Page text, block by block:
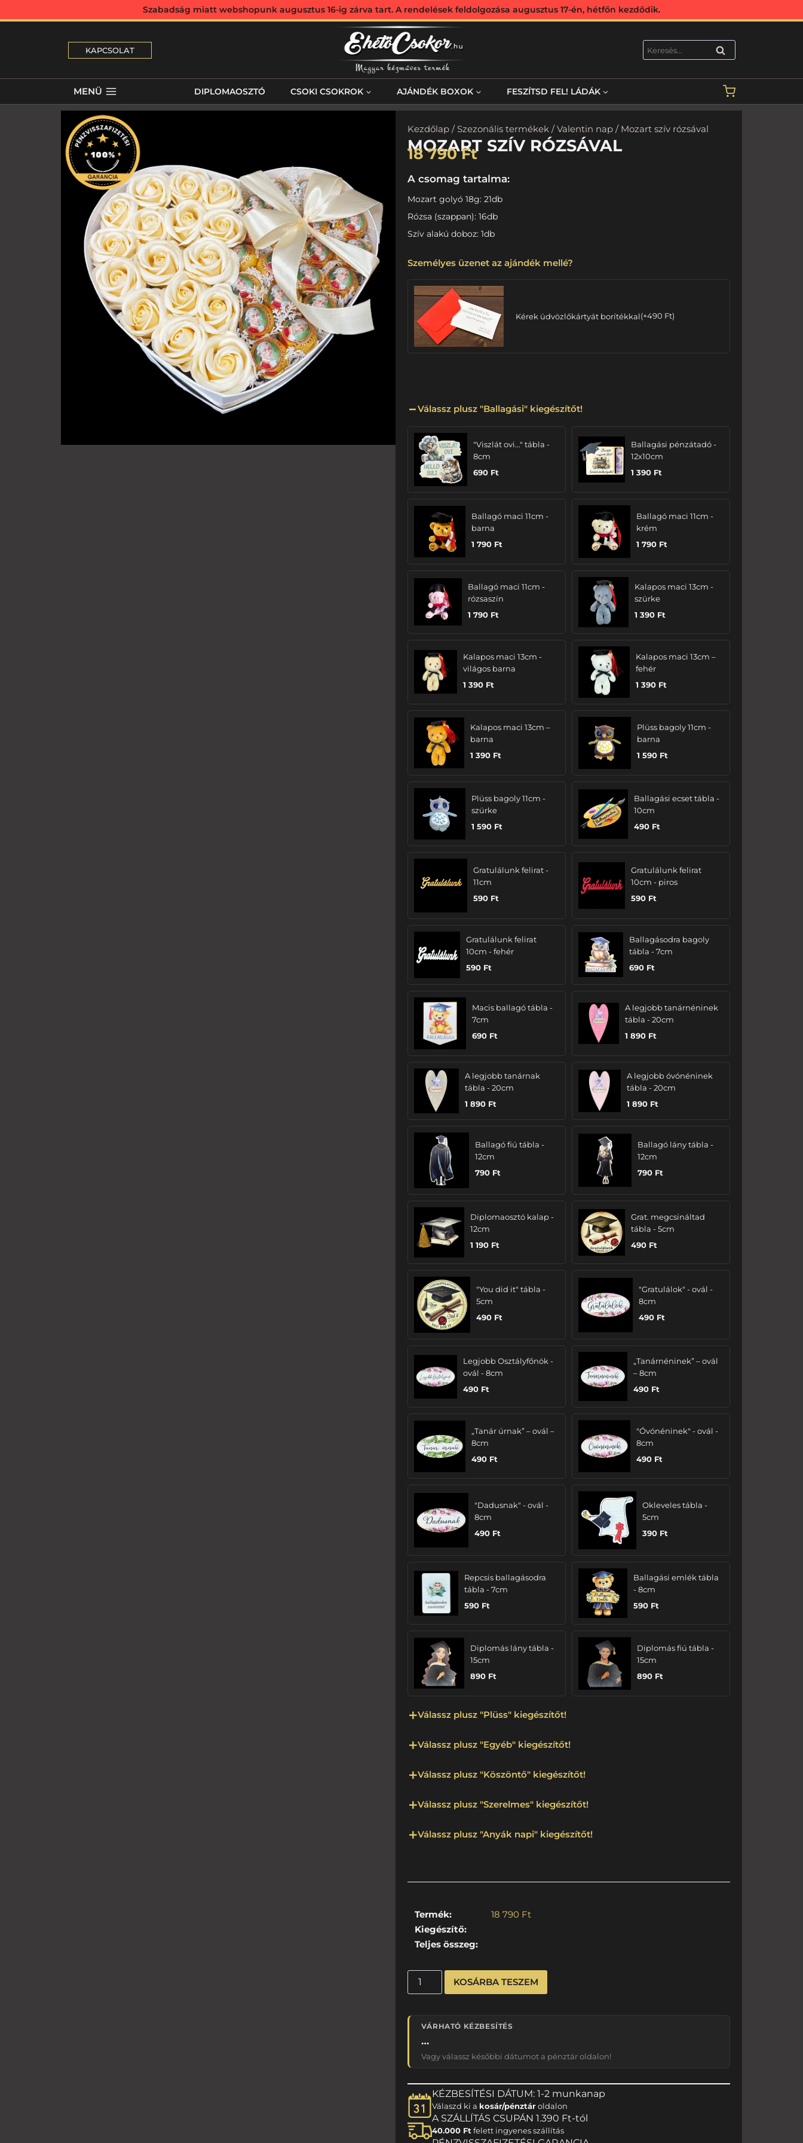
Szabadság miatt webshopunk augusztus 16-ig zárva tart. A rendelések feldolgozása augusztus 17-én, hétfőn kezdődik.
KAPCSOLAT KERESÉS
MENÜ DIPLOMAOSZTÓ CSOKI CSOKROK AJÁNDÉK BOXOK FESZÍTSD FEL! LÁDÁK
Kezdőlap/ Szezonális termékek/Valentin nap/ Mozart szív rózsával
MOZART SZÍV RÓZSÁVAL
18 790Ft
A csomag tartalma:
Mozart golyó 18g: 21db
Rózsa (szappan): 16db
Szív alakú doboz: 1db
Személyes üzenet az ajándék mellé?
Kérek üdvözlőkártyát borítékkal(+490 Ft)
Válassz plusz "Ballagási" kiegészítőt!
"Viszlát ovi..." tábla -
8cm
690 Ft
Ballagási pénzátadó -
12x10cm
1 390 Ft
Ballagó maci 11cm -
barna
1 790 Ft
Ballagó maci 11cm -
krém
1 790 Ft
Ballagó maci 11cm -
rózsaszín
1 790 Ft
Kalapos maci 13cm -
szürke
1 390 Ft
Kalapos maci 13cm -
világos barna
1 390 Ft
Kalapos maci 13cm –
fehér
1 390 Ft
Kalapos maci 13cm –
barna
1 390 Ft
Plüss bagoly 11cm -
barna
1 590 Ft
Plüss bagoly 11cm -
szürke
1 590 Ft
Ballagási ecset tábla -
10cm
490 Ft
Gratulálunk felirat -
11cm
590 Ft
Gratulálunk felirat
10cm - piros
590 Ft
Gratulálunk felirat
10cm - fehér
590 Ft
Ballagásodra bagoly
tábla - 7cm
690 Ft
Macis ballagó tábla -
7cm
690 Ft
A legjobb tanárnéninek
tábla - 20cm
1 890 Ft
A legjobb tanárnak
tábla - 20cm
1 890 Ft
A legjobb óvónéninek
tábla - 20cm
1 890 Ft
Ballagó fiú tábla -
12cm
790 Ft
Ballagó lány tábla -
12cm
790 Ft
Diplomaosztó kalap -
12cm
1 190 Ft
Grat. megcsináltad
tábla - 5cm
490 Ft
"You did it" tábla -
5cm
490 Ft
"Gratulálok" - ovál -
8cm
490 Ft
Legjobb Osztályfőnök -
ovál - 8cm
490 Ft
„Tanárnéninek” – ovál
– 8cm
490 Ft
„Tanár úrnak” – ovál –
8cm
490 Ft
"Óvónéninek" - ovál -
8cm
490 Ft
"Dadusnak" - ovál -
8cm
490 Ft
Okleveles tábla -
5cm
390 Ft
Repcsis ballagásodra
tábla - 7cm
590 Ft
Ballagási emlék tábla
- 8cm
590 Ft
Diplomás lány tábla -
15cm
890 Ft
Diplomás fiú tábla -
15cm
890 Ft
Válassz plusz "Plüss" kiegészítőt!
Válassz plusz "Egyéb" kiegészítőt!
Válassz plusz "Köszöntő" kiegészítőt!
Válassz plusz "Szerelmes" kiegészítőt!
Válassz plusz "Anyák napi" kiegészítőt!
Termék: 18 790 Ft
Kiegészítő:
Teljes összeg:
KOSÁRBA TESZEM
VÁRHATÓ KÉZBESÍTÉS
…
Vagy válassz későbbi dátumot a pénztár oldalon!
KÉZBESÍTÉSI DÁTUM: 1-2 munkanap
Válaszd ki a kosár/pénztároldalon
A SZÁLLÍTÁS CSUPÁN 1.390 Ft-tól
40.000 Ft felett ingyenes szállítás